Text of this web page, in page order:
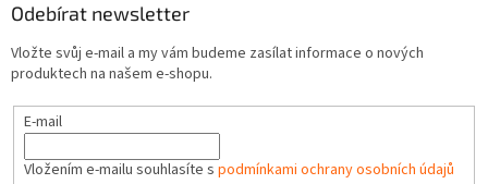
Odebírat newsletter
Vložte svůj e-mail a my vám budeme zasílat informace o nových
produktech na našem e-shopu.
E-mail
Vložením e-mailu souhlasíte s podmínkami ochrany osobních údajů